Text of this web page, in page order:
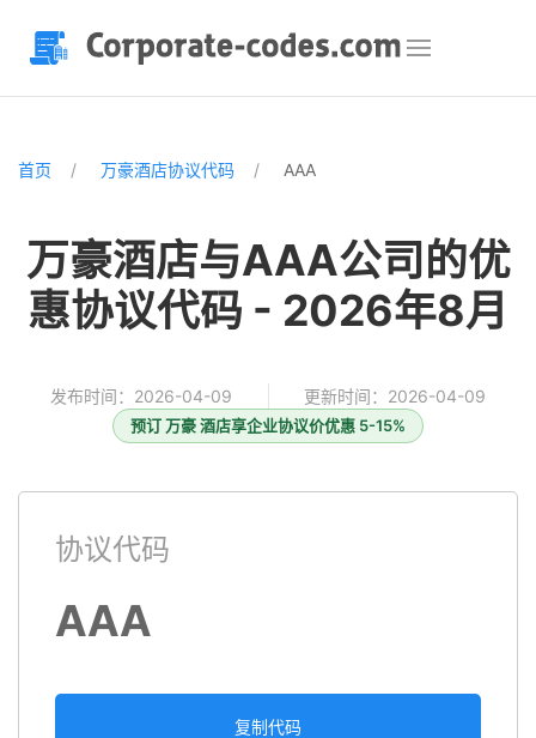
首页 万豪酒店协议代码 AAA
万豪酒店与AAA公司的优
惠协议代码 - 2026年8月
发布时间：2026-04-09 更新时间：2026-04-09
预订 万豪 酒店享企业协议价优惠 5-15%
协议代码
AAA
复制代码